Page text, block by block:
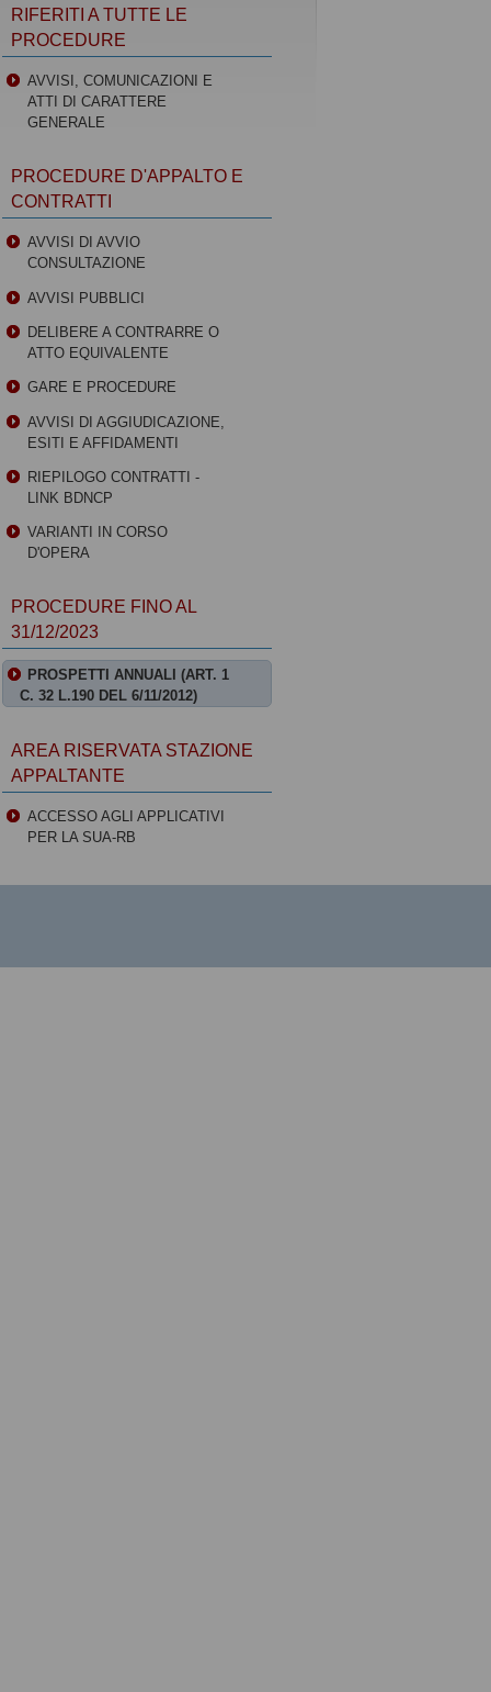
RIFERITI A TUTTE LE
PROCEDURE
AVVISI, COMUNICAZIONI E
ATTI DI CARATTERE
GENERALE
PROCEDURE D'APPALTO E
CONTRATTI
AVVISI DI AVVIO
CONSULTAZIONE
AVVISI PUBBLICI
DELIBERE A CONTRARRE O
ATTO EQUIVALENTE
GARE E PROCEDURE
AVVISI DI AGGIUDICAZIONE,
ESITI E AFFIDAMENTI
RIEPILOGO CONTRATTI -
LINK BDNCP
VARIANTI IN CORSO
D'OPERA
PROCEDURE FINO AL
31/12/2023
PROSPETTI ANNUALI (ART. 1
C. 32 L.190 DEL 6/11/2012)
AREA RISERVATA STAZIONE
APPALTANTE
ACCESSO AGLI APPLICATIVI
PER LA SUA-RB